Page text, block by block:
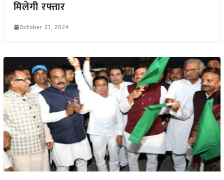
मिलेगी रफ्तार
October 21, 2024